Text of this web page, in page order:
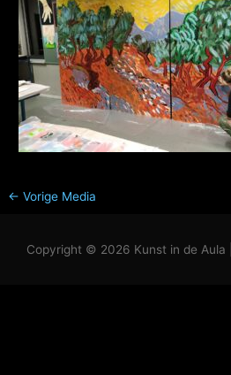
← Vorige Media
Copyright © 2026 Kunst in de Aula